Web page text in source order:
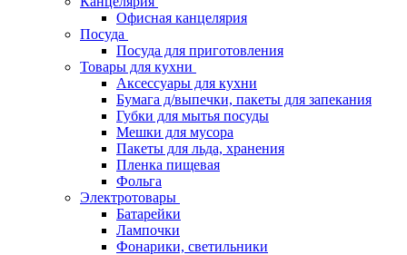
Офисная канцелярия
Посуда
Посуда для приготовления
Товары для кухни
Аксессуары для кухни
Бумага д/выпечки, пакеты для запекания
Губки для мытья посуды
Мешки для мусора
Пакеты для льда, хранения
Пленка пищевая
Фольга
Электротовары
Батарейки
Лампочки
Фонарики, светильники